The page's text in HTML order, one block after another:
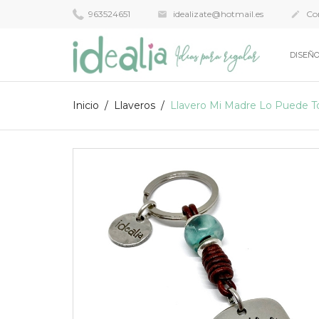
963524651  idealizate@hotmail.es 
Inicio Llaveros Llavero Mi Madre Lo Puede